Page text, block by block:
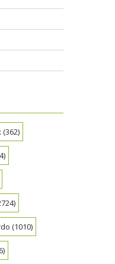
(362)
(1010)